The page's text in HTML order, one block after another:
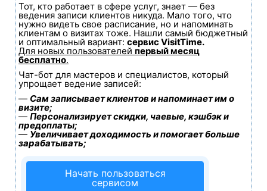
Тот, кто работает в сфере услуг, знает — без
ведения записи клиентов никуда. Мало того, что
нужно видеть свое расписание, но и напоминать
клиентам о визитах тоже. Нашли самый бюджетный
и оптимальный вариант: сервис VisitTime.
Для новых пользователей первый месяц
бесплатно.
Чат-бот для мастеров и специалистов, который
упрощает ведение записей:
— Сам записывает клиентов и напоминает им о
визите;
— Персонализирует скидки, чаевые, кэшбэк и
предоплаты;
— Увеличивает доходимость и помогает больше
зарабатывать;
Начать пользоваться
сервисом